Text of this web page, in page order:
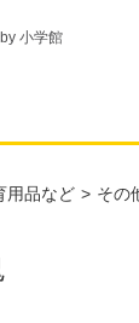
小学館
用品など その